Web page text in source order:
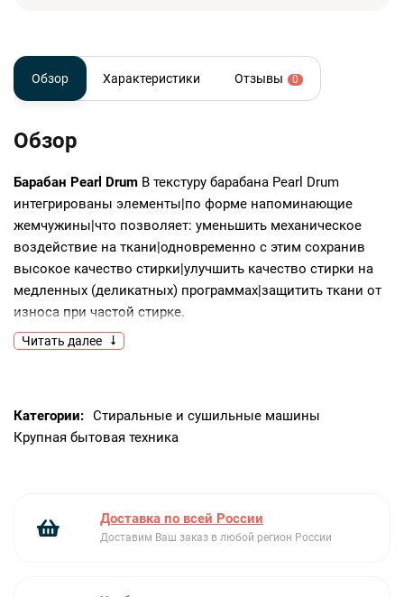
Обзор Характеристики Отзывы 0
Обзор
Барабан Pearl Drum В текстуру барабана Pearl Drum
интегрированы элементы|по форме напоминающие
жемчужины|что позволяет: уменьшить механическое
воздействие на ткани|одновременно с этим сохранив
высокое качество стирки|улучшить качество стирки на
медленных (деликатных) программах|защитить ткани от
износа при частой стирке.
Защитная крышка люка
устанавливается поверх стеклянного люка и помогает|
на программах с высокой температурой.
Дисплей с индикацией продолжительности программы
установленных оборотов|а главное вы всегда сможете
Функция «Защита детей»
Читать далее
Категории: Стиральные и сушильные машины
Крупная бытовая техника
Доставка по всей России
Доставим Ваш заказ в любой регион России